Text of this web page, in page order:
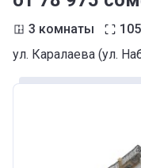
3 комнаты
ул. Каралаева (ул.